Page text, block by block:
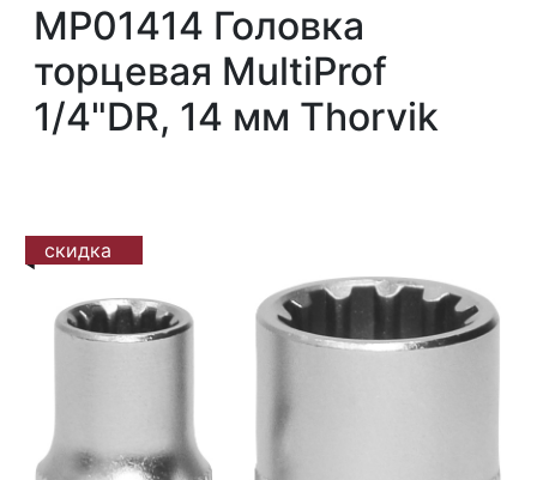
MP01414 Головка
торцевая MultiProf
1/4"DR, 14 мм Thorvik
скидка